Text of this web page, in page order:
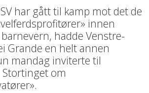
har gått til kamp mot det de
innen
hadde Venstre-
Grande en helt annen
mandag inviterte til
om